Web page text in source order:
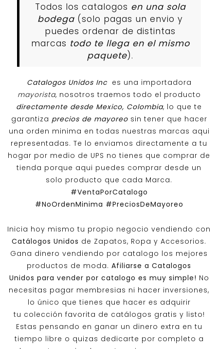
Todos los catalogos en una sola
bodega (solo pagas un envio y
puedes ordenar de distintas
marcas todo te llega en el mismo
paquete).
Catalogos Unidos Inc es una importadora
mayorista, nosotros traemos todo el producto
directamente desde Mexico, Colombia, lo que te
garantiza precios de mayoreosin tener que hacer
una orden minima en todas nuestras marcas aqui
representadas. Te lo enviamos directamente a tu
hogar por medio de UPS no tienes que comprar de
tienda porque aqui puedes comprar desde un
solo producto que cada Marca.
#VentaPorCatalogo
#NoOrdenMinima #PreciosDeMayoreo
Inicia hoy mismo tu propio negocio vendiendo con
Catálogos Unidos de Zapatos, Ropa y Accesorios.
Gana dinero vendiendo por catalogo los mejores
productos de moda. Afiliarse a Catalogos
Unidos para vender por catalogo es muy simple! No
necesitas pagar membresias ni hacer inversiones,
lo único que tienes que hacer es adquirir
tu colección favorita de catálogos gratis y listo!
Estas pensando en ganar un dinero extra en tu
tiempo libre o quizas dedicarte por completo a